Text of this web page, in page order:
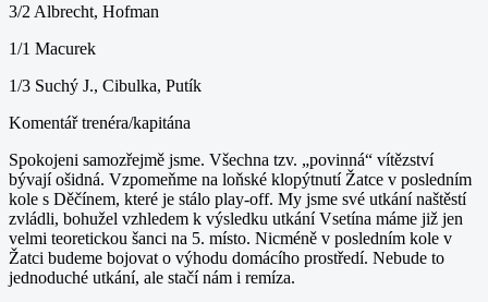
3/2 Albrecht, Hofman
1/1 Macurek
1/3 Suchý J., Cibulka, Putík
Komentář trenéra/kapitána
Spokojeni samozřejmě jsme. Všechna tzv. „povinná“ vítězství
bývají ošidná. Vzpomeňme na loňské klopýtnutí Žatce v posledním
kole s Děčínem, které je stálo play-off. My jsme své utkání naštěstí
zvládli, bohužel vzhledem k výsledku utkání Vsetína máme již jen
velmi teoretickou šanci na 5. místo. Nicméně v posledním kole v
Žatci budeme bojovat o výhodu domácího prostředí. Nebude to
jednoduché utkání, ale stačí nám i remíza.